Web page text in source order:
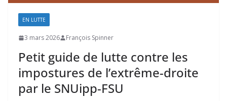
EN LUTTE
3 mars 2026 François Spinner
Petit guide de lutte contre les
impostures de l’extrême-droite
par le SNUipp-FSU